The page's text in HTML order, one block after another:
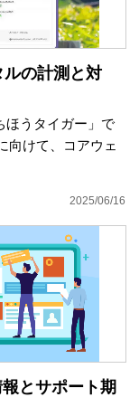
ルの計測と対
ほうタイガー」で
向けて、コアウェ
2025/06/16
とサポート期